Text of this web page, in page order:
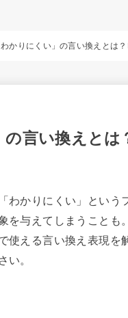
かりにくい」の言い換えとは
の言い換えと
わかりにくい」とい
を与えてしまうこと
使える言い換え表現
い。